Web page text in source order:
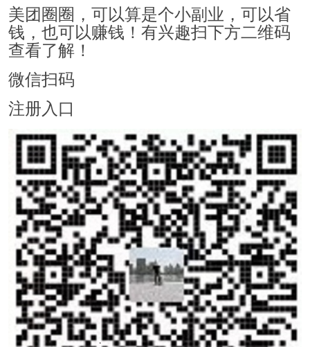
美团圈圈，可以算是个小副业，可以省
钱，也可以赚钱！有兴趣扫下方二维码
查看了解！
微信扫码
注册入口